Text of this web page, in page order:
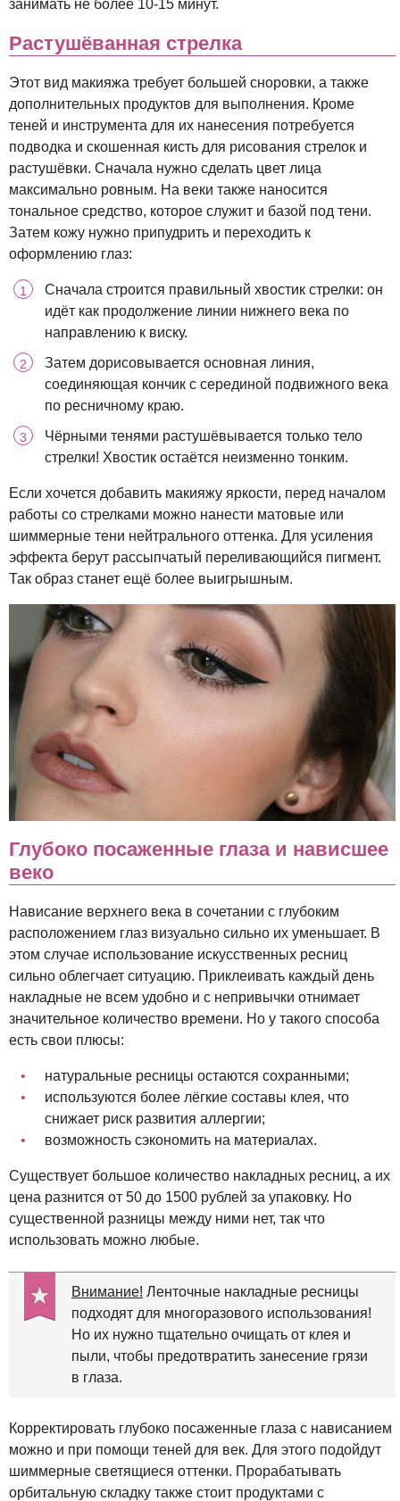
занимать не более 10-15 минут.
Растушёванная стрелка
Этот вид макияжа требует большей сноровки, а также
дополнительных продуктов для выполнения. Кроме
теней и инструмента для их нанесения потребуется
подводка и скошенная кисть для рисования стрелок и
растушёвки. Сначала нужно сделать цвет лица
максимально ровным. На веки также наносится
тональное средство, которое служит и базой под тени.
Затем кожу нужно припудрить и переходить к
оформлению глаз:
Сначала строится правильный хвостик стрелки: он
идёт как продолжение линии нижнего века по
направлению к виску.
Затем дорисовывается основная линия,
соединяющая кончик с серединой подвижного века
по ресничному краю.
Чёрными тенями растушёвывается только тело
стрелки! Хвостик остаётся неизменно тонким.
Если хочется добавить макияжу яркости, перед началом
работы со стрелками можно нанести матовые или
шиммерные тени нейтрального оттенка. Для усиления
эффекта берут рассыпчатый переливающийся пигмент.
Так образ станет ещё более выигрышным.
Глубоко посаженные глаза и нависшее
веко
Нависание верхнего века в сочетании с глубоким
расположением глаз визуально сильно их уменьшает. В
этом случае использование искусственных ресниц
сильно облегчает ситуацию. Приклеивать каждый день
накладные не всем удобно и с непривычки отнимает
значительное количество времени. Но у такого способа
есть свои плюсы:
натуральные ресницы остаются сохранными;
используются более лёгкие составы клея, что
снижает риск развития аллергии;
возможность сэкономить на материалах.
Существует большое количество накладных ресниц, а их
цена разнится от 50 до 1500 рублей за упаковку. Но
существенной разницы между ними нет, так что
использовать можно любые.
Внимание! Ленточные накладные ресницы
подходят для многоразового использования!
Но их нужно тщательно очищать от клея и
пыли, чтобы предотвратить занесение грязи
в глаза.
Корректировать глубоко посаженные глаза с нависанием
можно и при помощи теней для век. Для этого подойдут
шиммерные светящиеся оттенки. Прорабатывать
орбитальную складку также стоит продуктами с